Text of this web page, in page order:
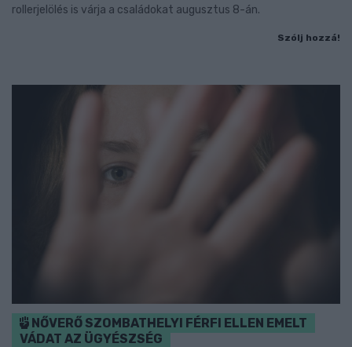
rollerjelölés is várja a családokat augusztus 8-án.
Szólj hozzá!
NŐVERŐ SZOMBATHELYI FÉRFI ELLEN EMELT
VÁDAT AZ ÜGYÉSZSÉG